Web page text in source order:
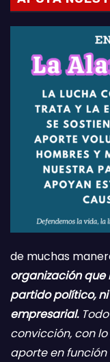
de muchas
organización que
partido político,
empresarial.
convicción, con
aporte en